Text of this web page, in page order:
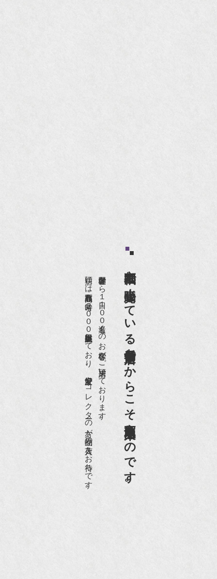
京都祇園で小売販売している
老舗骨董店だからこそ高価買取出来るのです。
世界各国から１日１００名近くのお客様がご来店頂いております。
店頭には買取商品を常時２０００点以上展示販売しており、
愛好家やコレクターの方が品物の入荷をお待ちです。